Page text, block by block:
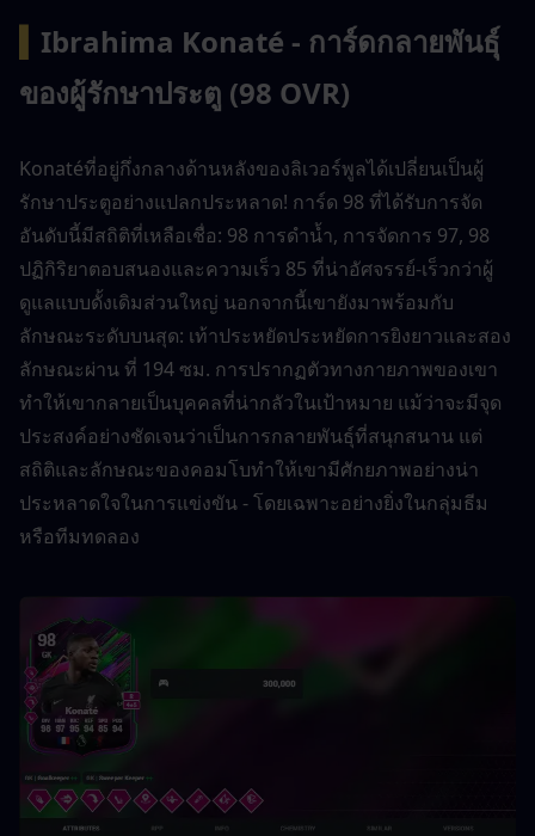
Ibrahima Konaté - การ์ดกลายพันธุ์
ของผู้รักษาประตู (98 OVR)
Konatéที่อยู่กึ่งกลางด้านหลังของลิเวอร์พูลได้เปลี่ยนเป็นผู้
รักษาประตูอย่างแปลกประหลาด! การ์ด 98 ที่ได้รับการจัด
อันดับนี้มีสถิติที่เหลือเชื่อ: 98 การดำน้ำ, การจัดการ 97, 98
ปฏิกิริยาตอบสนองและความเร็ว 85 ที่น่าอัศจรรย์-เร็วกว่าผู้
ดูแลแบบดั้งเดิมส่วนใหญ่ นอกจากนี้เขายังมาพร้อมกับ
ลักษณะระดับบนสุด: เท้าประหยัดประหยัดการยิงยาวและสอง
ลักษณะผ่าน ที่ 194 ซม. การปรากฏตัวทางกายภาพของเขา
ทำให้เขากลายเป็นบุคคลที่น่ากลัวในเป้าหมาย แม้ว่าจะมีจุด
ประสงค์อย่างชัดเจนว่าเป็นการกลายพันธุ์ที่สนุกสนาน แต่
สถิติและลักษณะของคอมโบทำให้เขามีศักยภาพอย่างน่า
ประหลาดใจในการแข่งขัน - โดยเฉพาะอย่างยิ่งในกลุ่มธีม
หรือทีมทดลอง